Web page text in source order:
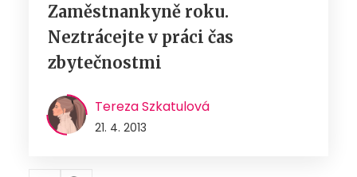
Zaměstnankyně roku.
Neztrácejte v práci čas
zbytečnostmi
Tereza Szkatulová
21. 4. 2013